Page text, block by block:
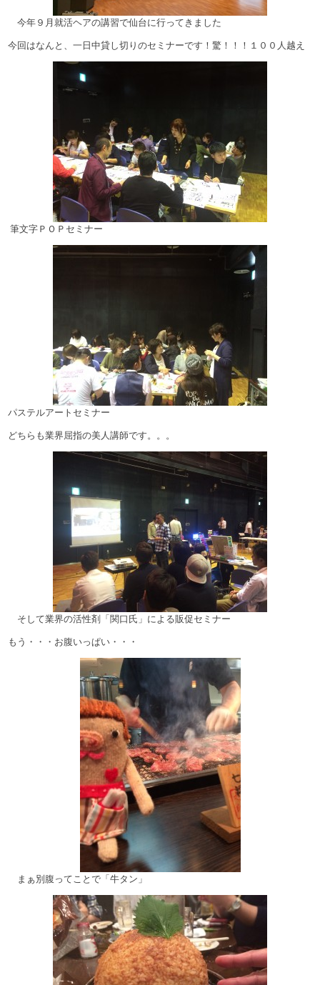
今年９月就活ヘアの講習で仙台に行ってきました
今回はなんと、一日中貸し切りのセミナーです！驚！！！１００人越え
筆文字ＰＯＰセミナー
パステルアートセミナー
どちらも業界屈指の美人講師です。。。
そして業界の活性剤「関口氏」による販促セミナー
もう・・・お腹いっぱい・・・
まぁ別腹ってことで「牛タン」